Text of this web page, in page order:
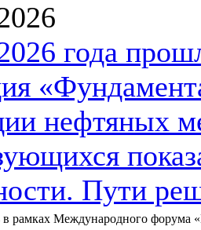
года
нефтяных
Пути
в рамках Международного форума